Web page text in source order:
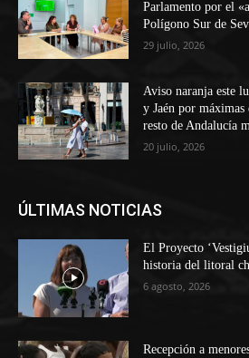
Parlamento por el
Polígono Sur de
29 julio, 2026
Aviso naranja este
y Jaén por
resto de Andalucía
20 julio, 2026
ÚLTIMAS NOTICIAS
El Proyecto
historia del litoral
6 agosto, 2026
Recepción a